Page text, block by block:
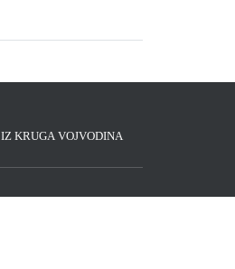
IZ KRUGA VOJVODINA